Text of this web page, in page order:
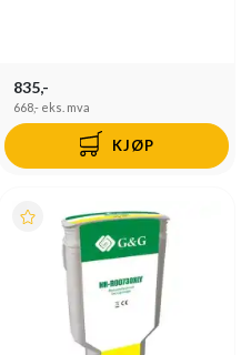
835,-
668,- eks. mva
KJØP